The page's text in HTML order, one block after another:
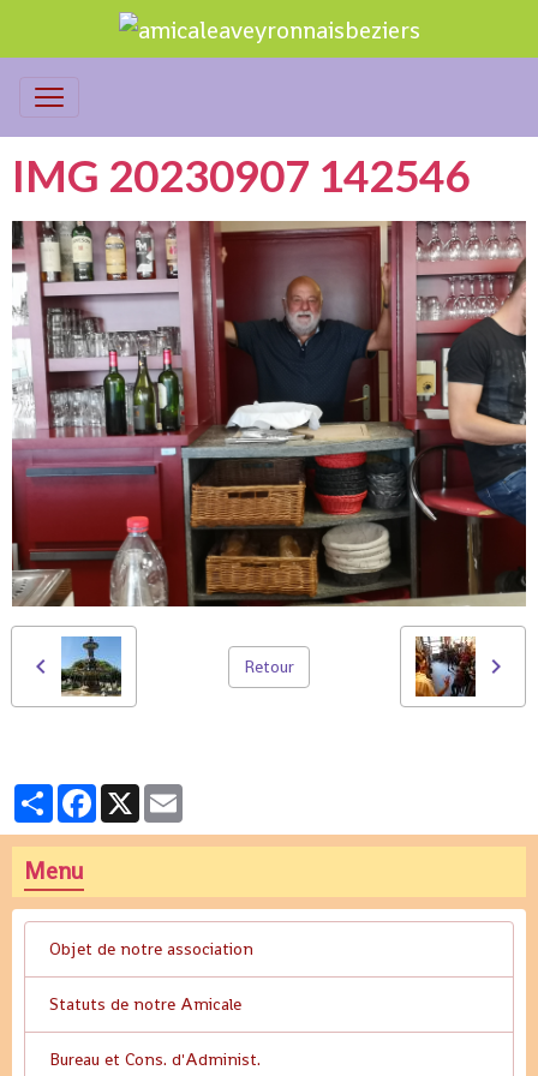
IMG 20230907 142546
Retour
PartagerFacebook
X
Menu
Objet de notre association
Statuts de notre Amicale
Bureau et Cons. d'Administ.